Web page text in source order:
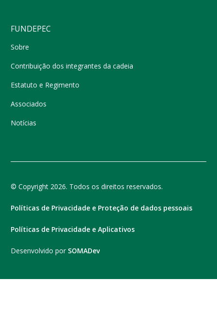
FUNDEPEC
Sobre
Contribuição dos integrantes da cadeia
Estatuto e Regimento
Associados
Notícias
© Copyright 2026. Todos os direitos reservados.
Políticas de Privacidade e Proteção de dados pessoais
Políticas de Privacidade e Aplicativos
Desenvolvido por SOMADev